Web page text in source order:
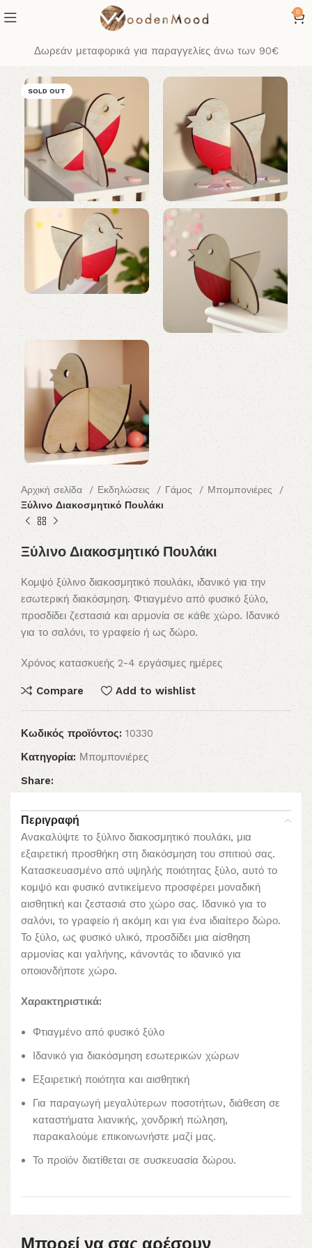
0
Δωρεάν μεταφορικά για παραγγελίες άνω των 90€
SOLD OUT
Αρχική σελίδα Εκδηλώσεις Γάμος
Μπομπονιέρες
Ξύλινο Διακοσμητικό Πουλάκι
Ξύλινο Διακοσμητικό Πουλάκι
Κομψό ξύλινο διακοσμητικό πουλάκι, ιδανικό για την
εσωτερική διακόσμηση. Φτιαγμένο από φυσικό ξύλο,
προσδίδει ζεστασιά και αρμονία σε κάθε χώρο. Ιδανικό
για το σαλόνι, το γραφείο ή ως δώρο.
Χρόνος κατασκυεής 2-4 εργάσιμες ημέρες
Compare Add to wishlist
Κωδικός προϊόντος: 10330
Κατηγορία: Μπομπονιέρες
Share:
Περιγραφή
Ανακαλύψτε το ξύλινο διακοσμητικό πουλάκι, μια
εξαιρετική προσθήκη στη διακόσμηση του σπιτιού σας.
Κατασκευασμένο από υψηλής ποιότητας ξύλο, αυτό το
κομψό και φυσικό αντικείμενο προσφέρει μοναδική
αισθητική και ζεστασιά στο χώρο σας. Ιδανικό για το
σαλόνι, το γραφείο ή ακόμη και για ένα ιδιαίτερο δώρο.
Το ξύλο, ως φυσικό υλικό, προσδίδει μια αίσθηση
αρμονίας και γαλήνης, κάνοντάς το ιδανικό για
οποιονδήποτε χώρο.
Χαρακτηριστικά:
Φτιαγμένο από φυσικό ξύλο
Ιδανικό για διακόσμηση εσωτερικών χώρων
Εξαιρετική ποιότητα και αισθητική
Για παραγωγή μεγαλύτερων ποσοτήτων, διάθεση σε
καταστήματα λιανικής, χονδρική πώληση,
παρακαλούμε επικοινωνήστε μαζί μας.
Το προϊόν διατίθεται σε συσκευασία δώρου.
Μπορεί να σας αρέσουν